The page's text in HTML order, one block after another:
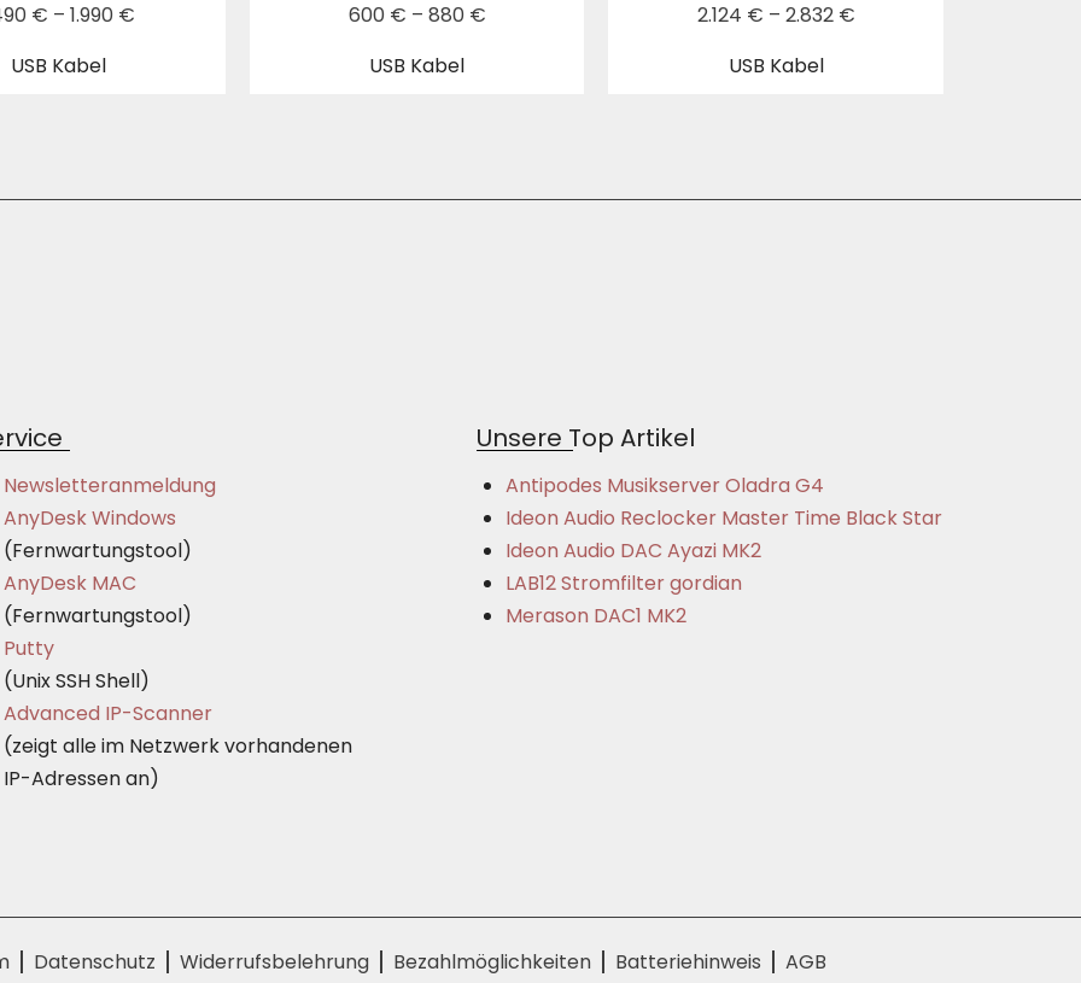
USB Kabel
€ –1.990 €
USB Kabel
600 € – 880 €
USB Kabel
2.124 € – 2.832 €
Newsletteranmeldung
AnyDesk Windows
(Fernwartungstool)
AnyDesk MAC
(Fernwartungstool)
Putty
(Unix SSH Shell)
Advanced IP-Scanner
(zeigt alle im Netzwerk vorhandenen
IP-Adressen an)
Unsere Top Artikel
Antipodes Musikserver Oladra G4
Ideon Audio Reclocker Master Time Black Star
Ideon Audio DAC Ayazi MK2
LAB12 Stromfilter gordian
Merason DAC1 MK2
Datenschutz Widerrufsbelehrung Bezahlmöglichkeiten Batteriehinweis AGB